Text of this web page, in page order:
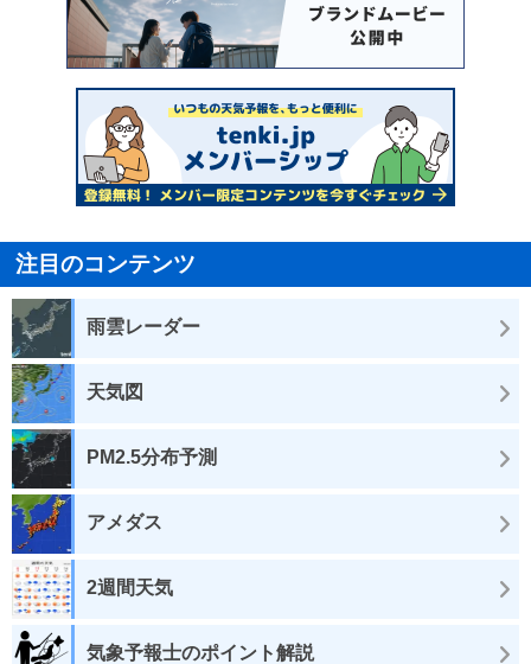
注目のコンテンツ
雨雲レーダー
天気図
PM2.5分布予測
アメダス
2週間天気
気象予報士のポイント解説